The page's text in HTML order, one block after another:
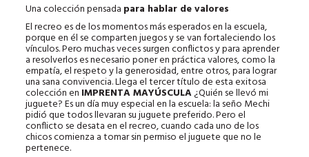
Una colección pensada para hablar de valores
El recreo es de los momentos más esperados en la escuela,
porque en él se comparten juegos y se van fortaleciendo los
vínculos. Pero muchas veces surgen conflictos y para aprender
a resolverlos es necesario poner en práctica valores, como la
empatía, el respeto y la generosidad, entre otros, para lograr
una sana convivencia. Llega el tercer título de esta exitosa
colección en IMPRENTA MAYÚSCULA¿Quién se llevó mi
juguete? Es un día muy especial en la escuela: la seño Mechi
pidió que todos llevaran su juguete preferido. Pero el
conflicto se desata en el recreo, cuando cada uno de los
chicos comienza a tomar sin permiso el juguete que no le
pertenece.